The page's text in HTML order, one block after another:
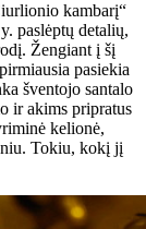
kambarį“
paslėptų detalių,
Žengiant į šį
pasiekia
šventojo santalo
ir akims pripratus
kelionė,
Tokiu, kokį jį